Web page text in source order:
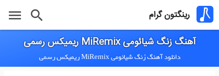
رینگتون گرام search
menu
آهنگ زنگ شیائومی MiRemix ریمیکس رسمی
دانلود آهنگ زنگ شیائومی MiRemix ریمیکس رسمی